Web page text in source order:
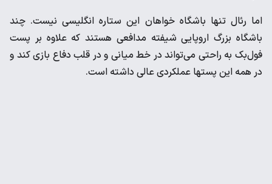
اما رئال تنها باشگاه خواهان این ستاره انگلیسی نیست. چند
باشگاه ‌بزرگ اروپایی شیفته مدافعی هستند که علاوه بر پست
فول‌بک به ‌راحتی می‌تواند در خط میانی و در قلب دفاع بازی کند و
در همه این ‌پستها عملکردی عالی داشته است. ‌